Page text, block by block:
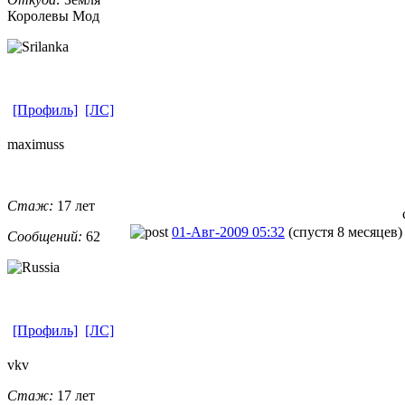
Королевы Мод
[Профиль] [ЛС]
maximuss
Стаж: 17 лет
Сообщений: 62 01-Авг-2009 05:32 (спустя 8 месяцев)
[Профиль] [ЛС]
vkv
Стаж: 17 лет